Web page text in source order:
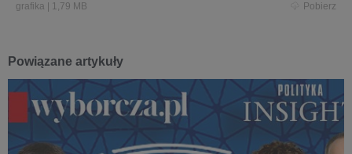
grafika 1,79 MB Pobierz
Powiązane artykuły